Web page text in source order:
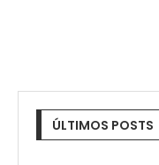
ÚLTIMOS POSTS